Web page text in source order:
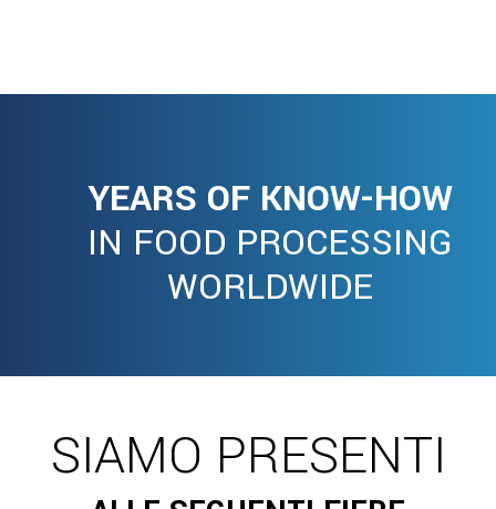
YEARS OF KNOW-HOW
IN FOOD PROCESSING
WORLDWIDE
SIAMO PRESENTI